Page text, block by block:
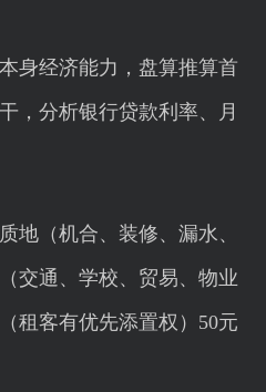
经济能力，盘算推算首
，分析银行贷款利率、月
（机合、装修、漏水、
交通、学校、贸易、物业
租客有优先添置权）50元